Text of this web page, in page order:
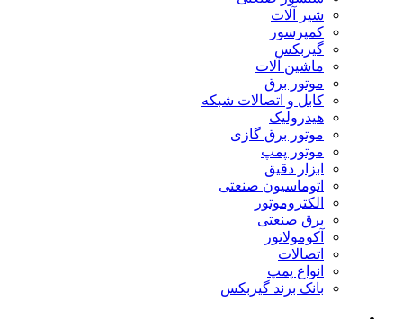
شیر آلات
کمپرسور
گیربکس
ماشین آلات
موتور برق
کابل و اتصالات شبکه
هیدرولیک
موتور برق گازی
موتور پمپ
ابزار دقیق
اتوماسیون صنعتی
الکتروموتور
برق صنعتی
آکومولاتور
اتصالات
انواع پمپ
بانک برند گیربکس